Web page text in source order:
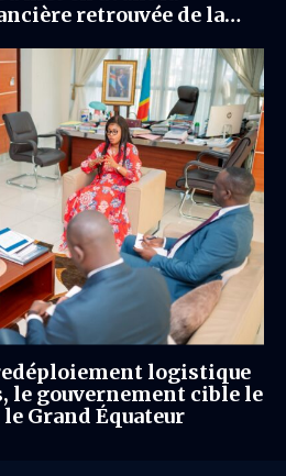
retrouvée de la
logistique
le gouvernement cible le
Grand Équateur